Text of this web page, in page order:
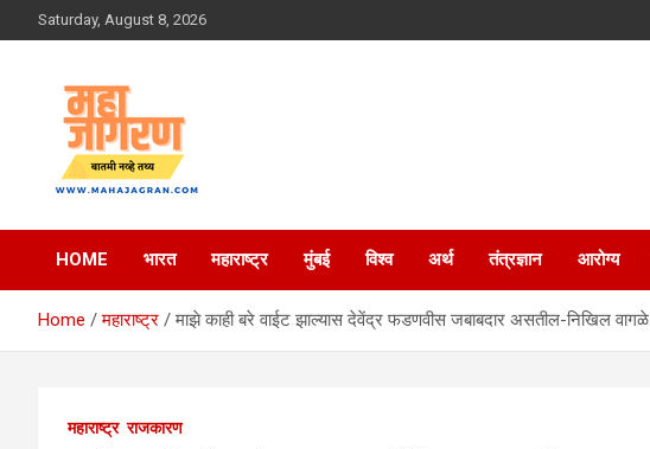
to
Saturday, August 8, 2026
महा जागरण
HOME भारत महाराष्ट्र मुंबई विश्व अर्थ तंत्रज्ञान आरोग्य
Home महाराष्ट्र माझे काही बरे वाईट झाल्यास देवेंद्र फडणवीस जबाबदार असतील-निखिल वागळे
महाराष्ट्र राजकारण